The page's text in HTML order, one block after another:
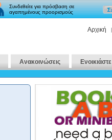
Συνδεθείτε για πρόσβαση σε
αγαπημένους προορισμούς
Αρχική
Ανακοινώσεις Ενοικιάστε